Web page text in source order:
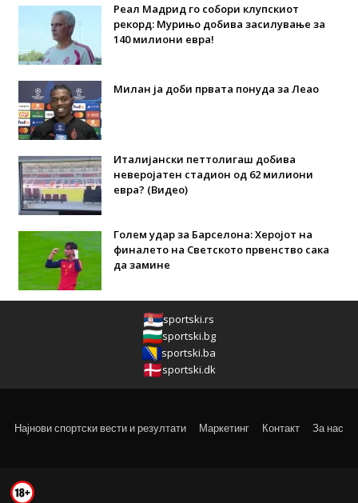
Реал Мадрид го собори клупскиот
рекорд: Мурињо добива засилување за
140 милиони евра!
Милан ја доби првата понуда за Леао
Италијански петтолигаш добива
неверојатен стадион од 62 милиони
евра? (Видео)
Голем удар за Барселона: Херојот на
финалето на Светското првенство сака
да замине
sportski.rs
sportski.bg
sportski.ba
sportski.dk
Најнови спортски вести и резултати Маркетинг Контакт За нас